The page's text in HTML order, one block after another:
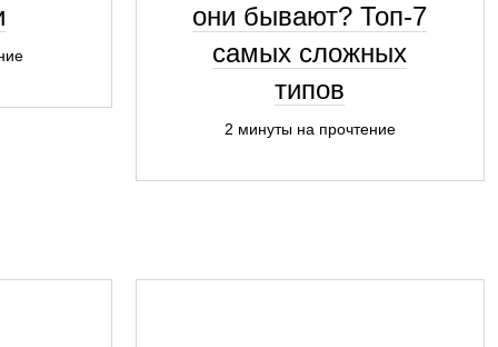
они бывают? Топ-7
самых сложных
типов
2 минуты на прочтение